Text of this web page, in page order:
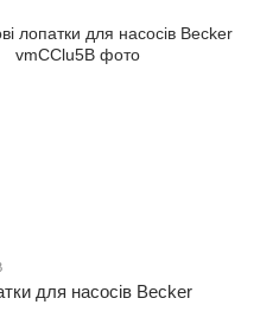
для насосів Becker